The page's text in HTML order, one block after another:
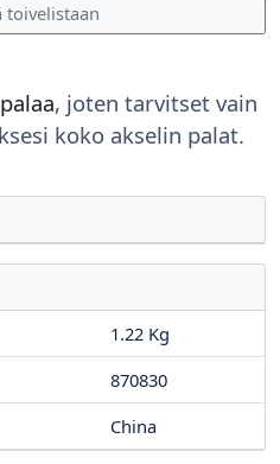
, joten tarvitset vain
koko akselin palat.
1.22 Kg
870830
China
toivelistaan